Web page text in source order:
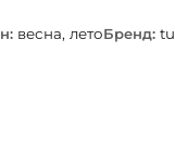
весна, летоБренд: